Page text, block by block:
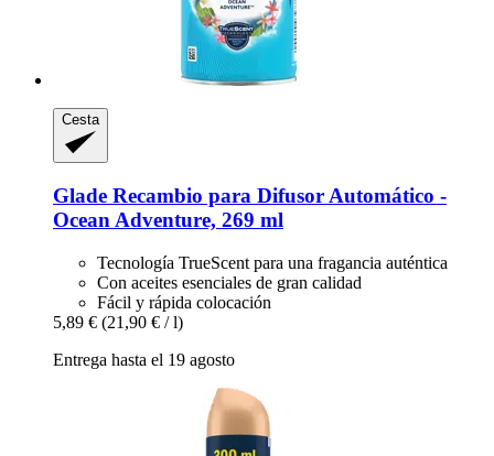
Cesta
Glade Recambio para Difusor Automático -​
Ocean Adventure, 269 ml
Tecnología TrueScent para una fragancia auténtica
Con aceites esenciales de gran calidad
Fácil y rápida colocación
5,89 € (21,90 € / l)
Entrega hasta el 19 agosto